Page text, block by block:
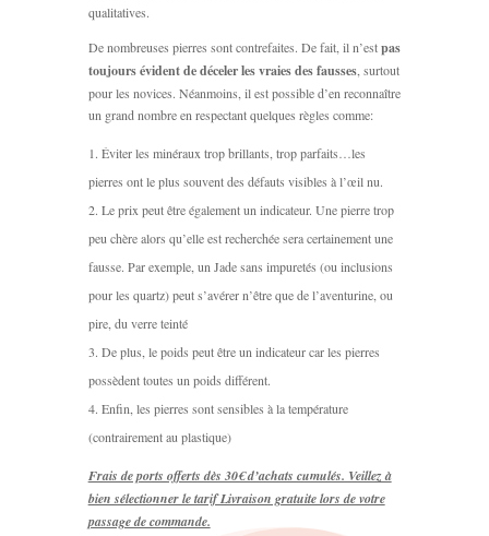
qualitatives.
De nombreuses pierres sont contrefaites. De fait, il n’estpas
toujours évident de déceler les vraies des fausses, surtout
pour les novices. Néanmoins, il est possible d’en reconnaître
un grand nombre en respectant quelques règles comme:
Éviter les minéraux trop brillants, trop parfaits…les
pierres ont le plus souvent des défauts visibles à l’œil nu.
Le prix peut être également un indicateur. Une pierre trop
peu chère alors qu’elle est recherchée sera certainement une
fausse. Par exemple, un Jade sans impuretés (ou inclusions
pour les quartz) peut s’avérer n’être que de l’aventurine, ou
pire, du verre teinté
De plus, le poids peut être un indicateur car les pierres
possèdent toutes un poids différent.
Enfin, les pierres sont sensibles à la température
(contrairement au plastique)
Frais de ports offerts dès 30€ d’achats cumulés. Veillez à
bien sélectionner le tarif Livraison gratuite lors de votre
passage de commande.